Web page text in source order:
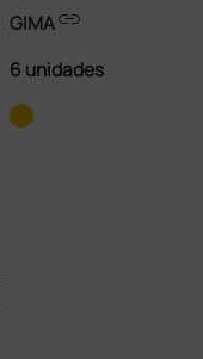
GIMAlink
6 unidades